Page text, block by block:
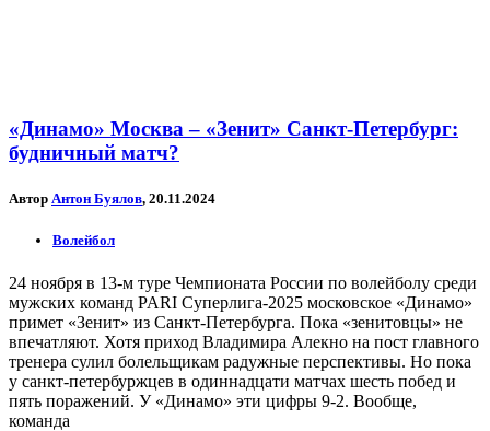
«Динамо» Москва – «Зенит» Санкт-Петербург:
будничный матч?
Автор Антон Буялов, 20.11.2024
Волейбол
24 ноября в 13-м туре Чемпионата России по волейболу среди
мужских команд PARI Суперлига-2025 московское «Динамо»
примет «Зенит» из Санкт-Петербурга. Пока «зенитовцы» не
впечатляют. Хотя приход Владимира Алекно на пост главного
тренера сулил болельщикам радужные перспективы. Но пока
у санкт-петербуржцев в одиннадцати матчах шесть побед и
пять поражений. У «Динамо» эти цифры 9-2. Вообще,
команда